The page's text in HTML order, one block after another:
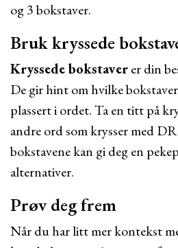
og 3 bokstaver.
Bruk kryssede
Kryssede bokstaverer din
De gir hint om hvilke
plassert i ordet. Ta en titt på
andre ord som krysser med
bokstavene kan gi deg en
alternativer.
Prøv deg frem
Når du har litt mer kontekst